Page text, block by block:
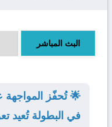
البث المباشر
🌟 تُحفّز المواجهة
في البطولة تُعيد